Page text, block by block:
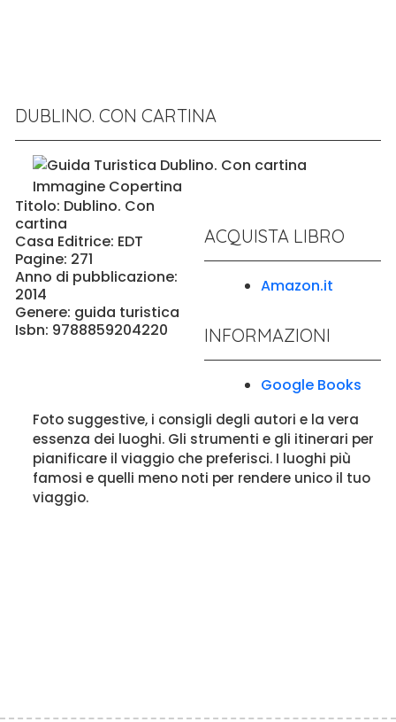
DUBLINO. CON CARTINA
ACQUISTA LIBRO
Amazon.it
INFORMAZIONI
Google Books
Titolo: Dublino. Con
cartina
Casa Editrice: EDT
Pagine: 271
Anno di pubblicazione:
2014
Genere: guida turistica
Isbn: 9788859204220
Foto suggestive, i consigli degli autori e la vera
essenza dei luoghi. Gli strumenti e gli itinerari per
pianificare il viaggio che preferisci. I luoghi più
famosi e quelli meno noti per rendere unico il tuo
viaggio.